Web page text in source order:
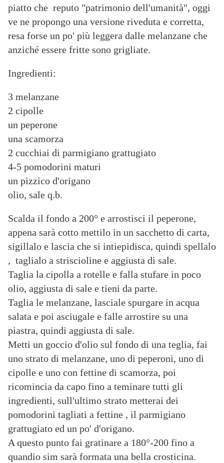
piatto che reputo "patrimonio dell'umanità", oggi
ve ne propongo una versione riveduta e corretta,
resa forse un po' più leggera dalle melanzane che
anziché essere fritte sono grigliate.
Ingredienti:
3 melanzane
2 cipolle
un peperone
una scamorza
2 cucchiai di parmigiano grattugiato
4-5 pomodorini maturi
un pizzico d'origano
olio, sale q.b.
Scalda il fondo a 200° e arrostisci il peperone,
appena sarà cotto mettilo in un sacchetto di carta,
sigillalo e lascia che si intiepidisca, quindi spellalo
, taglialo a striscioline e aggiusta di sale.
Taglia la cipolla a rotelle e falla stufare in poco
olio, aggiusta di sale e tieni da parte.
Taglia le melanzane, lasciale spurgare in acqua
salata e poi asciugale e falle arrostire su una
piastra, quindi aggiusta di sale.
Metti un goccio d'olio sul fondo di una teglia, fai
uno strato di melanzane, uno di peperoni, uno di
cipolle e uno con fettine di scamorza, poi
ricomincia da capo fino a teminare tutti gli
ingredienti, sull'ultimo strato metterai dei
pomodorini tagliati a fettine , il parmigiano
grattugiato ed un po' d'origano.
A questo punto fai gratinare a 180°-200 fino a
quandio sim sarà formata una bella crosticina.